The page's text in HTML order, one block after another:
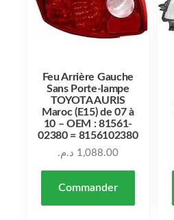
Feu Arrière Gauche
Sans Porte-lampe
TOYOTA AURIS
Maroc (E15) de 07 à
10 – OEM : 81561-
02380 = 8156102380
1,088.00 د.م.
Commander